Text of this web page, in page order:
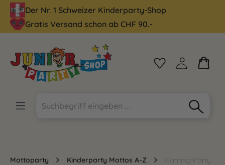
springen
Der Nr. 1 Schweizer Kinderparty-Shop
Gratis Versand schon ab CHF 90.-
Mottoparty Kinderparty Mottos A-Z Gaming Party